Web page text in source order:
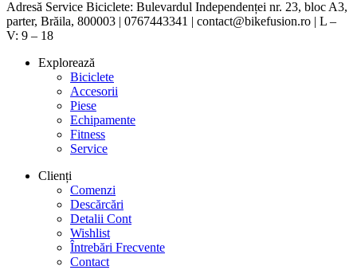
Adresă Service Biciclete: Bulevardul Independenței nr. 23, bloc A3,
parter, Brăila, 800003 | 0767443341 | contact@bikefusion.ro | L –
V: 9 – 18
Explorează
Biciclete
Accesorii
Piese
Echipamente
Fitness
Service
Clienți
Comenzi
Descărcări
Detalii Cont
Wishlist
Întrebări Frecvente
Contact